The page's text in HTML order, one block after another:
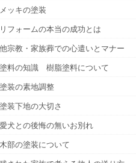
メッキの塗装
リフォームの本当の成功とは
他宗教・家族葬での心遣いとマナー
塗料の知識 樹脂塗料について
塗装の素地調整
塗装下地の大切さ
愛犬との後悔の無いお別れ
木部の塗装について